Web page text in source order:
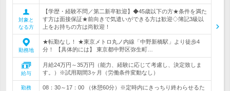
対象と
なる方
【学歴・経験不問／第二新卒歓迎】◆45歳以下の方★条件を満た
す方は面接保証★前向きで気遣いができる方は歓迎◇簿記3級以
上をお持ちの方は尚歓迎！
勤務地
★転勤なし！ ★東京メトロ丸ノ内線「中野新橋駅」より徒歩4
分！ 【具体的には】 東京都中野区弥生町…
給与
月給24万円～35万円（能力、経験に応じて考慮し、決定致しま
す。）※試用期間3ヶ月（労働条件変動なし）
勤務
08：30～17：00 （休憩60分）※定時内にきっちり終わらせるた